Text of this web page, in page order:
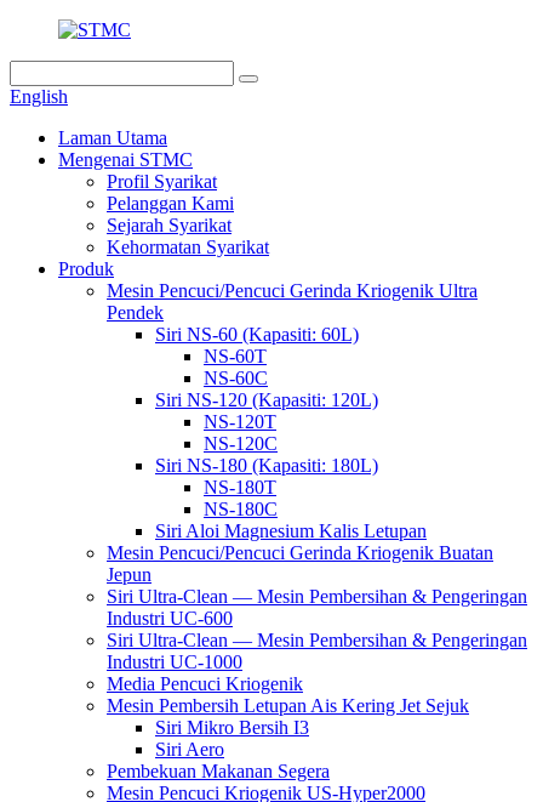
English
Laman Utama
Mengenai STMC
Profil Syarikat
Pelanggan Kami
Sejarah Syarikat
Kehormatan Syarikat
Produk
Mesin Pencuci/Pencuci Gerinda Kriogenik Ultra
Pendek
Siri NS-60 (Kapasiti: 60L)
NS-60T
NS-60C
Siri NS-120 (Kapasiti: 120L)
NS-120T
NS-120C
Siri NS-180 (Kapasiti: 180L)
NS-180T
NS-180C
Siri Aloi Magnesium Kalis Letupan
Mesin Pencuci/Pencuci Gerinda Kriogenik Buatan
Jepun
Siri Ultra-Clean — Mesin Pembersihan & Pengeringan
Industri UC-600
Siri Ultra-Clean — Mesin Pembersihan & Pengeringan
Industri UC-1000
Media Pencuci Kriogenik
Mesin Pembersih Letupan Ais Kering Jet Sejuk
Siri Mikro Bersih I3
Siri Aero
Pembekuan Makanan Segera
Mesin Pencuci Kriogenik US-Hyper2000